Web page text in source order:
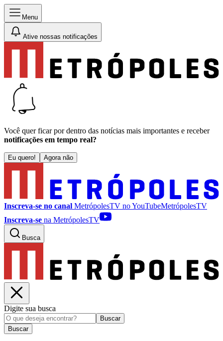
Menu
Ative nossas notificações
Você quer ficar por dentro das notícias mais importantes e receber
notificações em tempo real?
Eu quero! Agora não
Inscreva-se no canal MetrópolesTV noYouTubeMetrópolesTV
Inscreva-se na MetrópolesTV
Busca
Digite sua busca
Buscar
Buscar